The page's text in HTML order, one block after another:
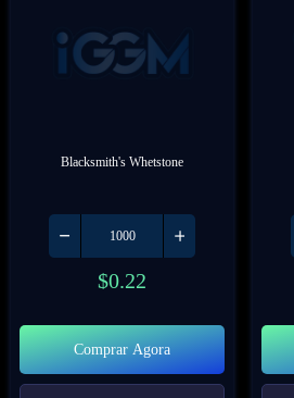
Blacksmith's Whetstone
$0.22
Comprar Agora